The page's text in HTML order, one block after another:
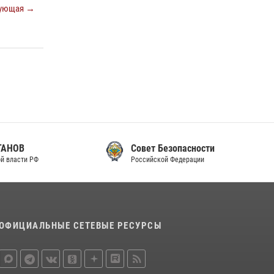
→
В Росгвардии прошла военно-научная
08 июля 2026, 07:01
Совет Безопасности
Российской Федерации
СЕТЕВЫЕ РЕСУРСЫ